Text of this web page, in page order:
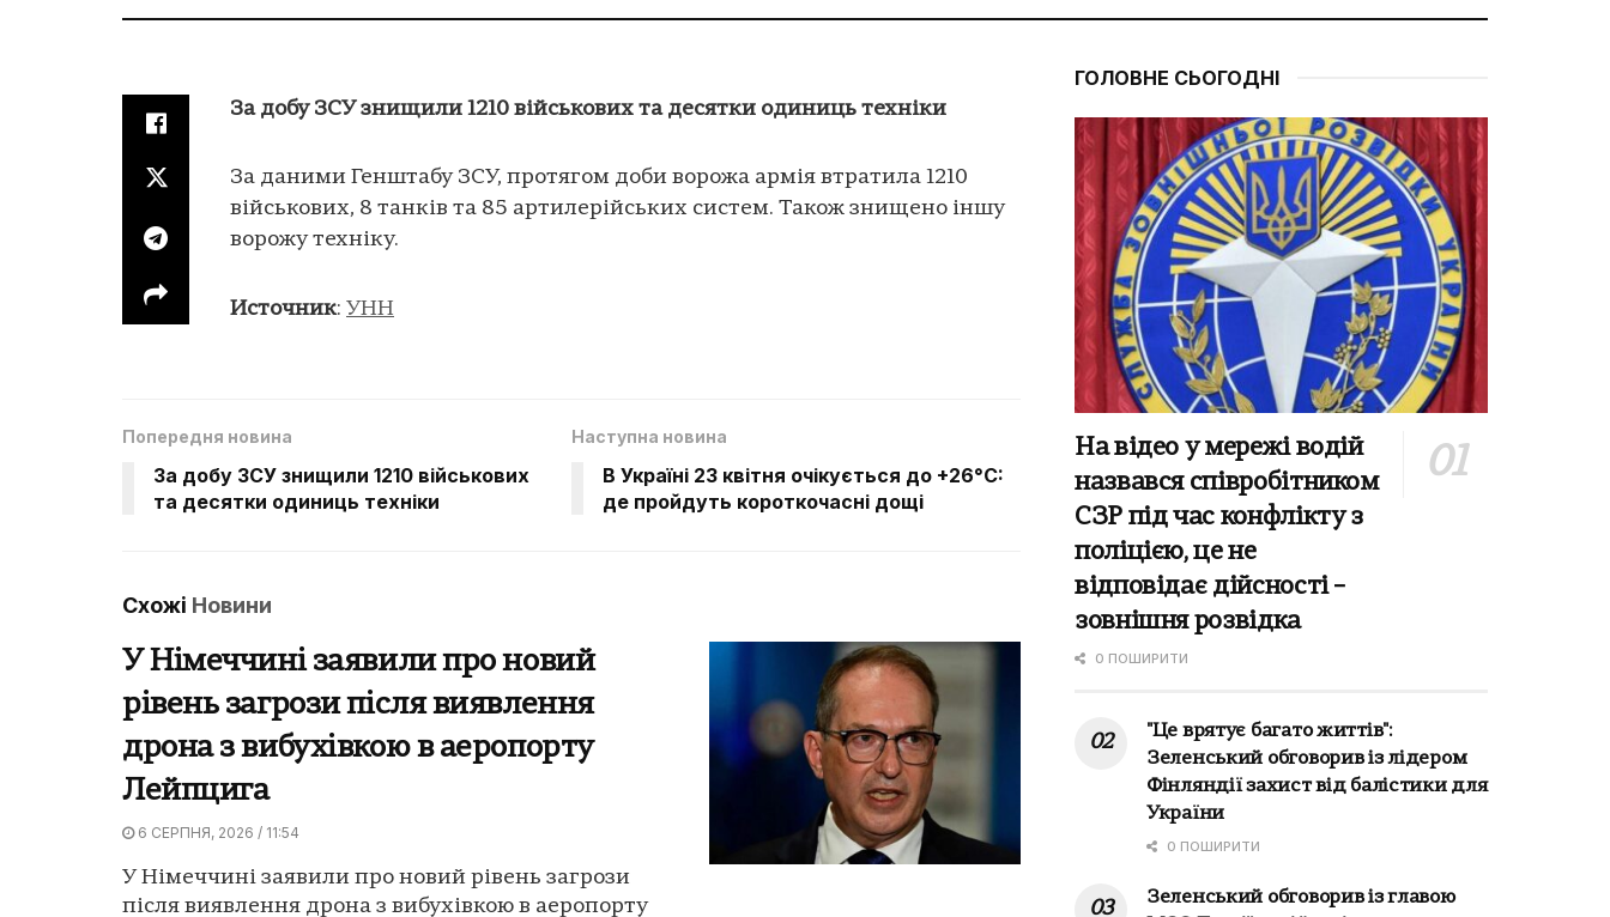
За добу ЗСУ знищили 1210 військових та десятки одиниць техніки
За даними Генштабу ЗСУ, протягом доби ворожа армія втратила 1210
військових, 8 танків та 85 артилерійських систем. Також знищено іншу
ворожу техніку.
Источник: УНН
Попередня новина
За добу ЗСУ знищили 1210 військових
та десятки одиниць техніки
Наступна новина
В Україні 23 квітня очікується до +26°C:
де пройдуть короткочасні дощі
Схожі Новини
У Німеччині заявили про новий
рівень загрози після виявлення
дрона з вибухівкою в аеропорту
Лейпцига
6 СЕРПНЯ, 2026 / 11:54
У Німеччині заявили про новий рівень загрози
після виявлення дрона з вибухівкою в аеропорту
ГОЛОВНЕ СЬОГОДНІ
На відео у мережі водій
назвався співробітником
СЗР під час конфлікту з
поліцією, це не
відповідає дійсності –
зовнішня розвідка
0 ПОШИРИТИ
"Це врятує багато життів":
Зеленський обговорив із лідером
Фінляндії захист від балістики для
України
0 ПОШИРИТИ
Зеленський обговорив із главою